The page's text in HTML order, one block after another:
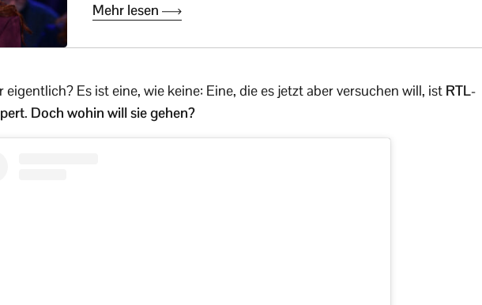
Mehr lesen
Es ist eine, wie keine: Eine, die es jetzt aber versuchen will, ist RTL-
. Doch wohin will sie gehen?